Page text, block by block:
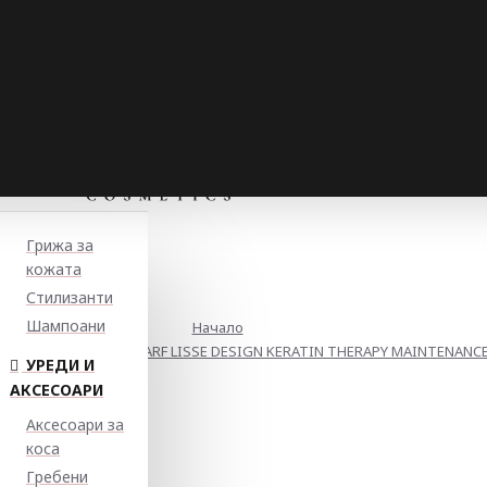
Грижа за
кожата
Стилизанти
Шампоани
УРЕДИ И
АКСЕСОАРИ
Аксесоари за
коса
Гребени
Начало
и колаген ALFAPARF LISSE DESIGN KERATIN THERAPY